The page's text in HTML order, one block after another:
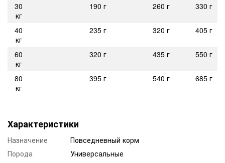
30
кг
190 г 260 г 330 г
40
кг
235 г 320 г 405 г
60
кг
320 г 435 г 550 г
80
кг
395 г 540 г 685 г
Характеристики
Назначение
Повседневный корм
Порода
Универсальные